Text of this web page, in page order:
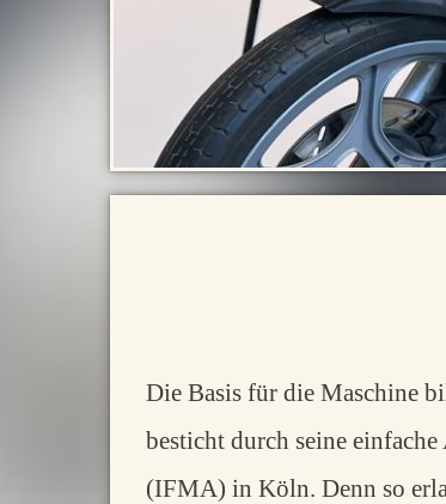
Die Basis für die Maschine
besticht durch seine
(IFMA) in Köln. Denn so